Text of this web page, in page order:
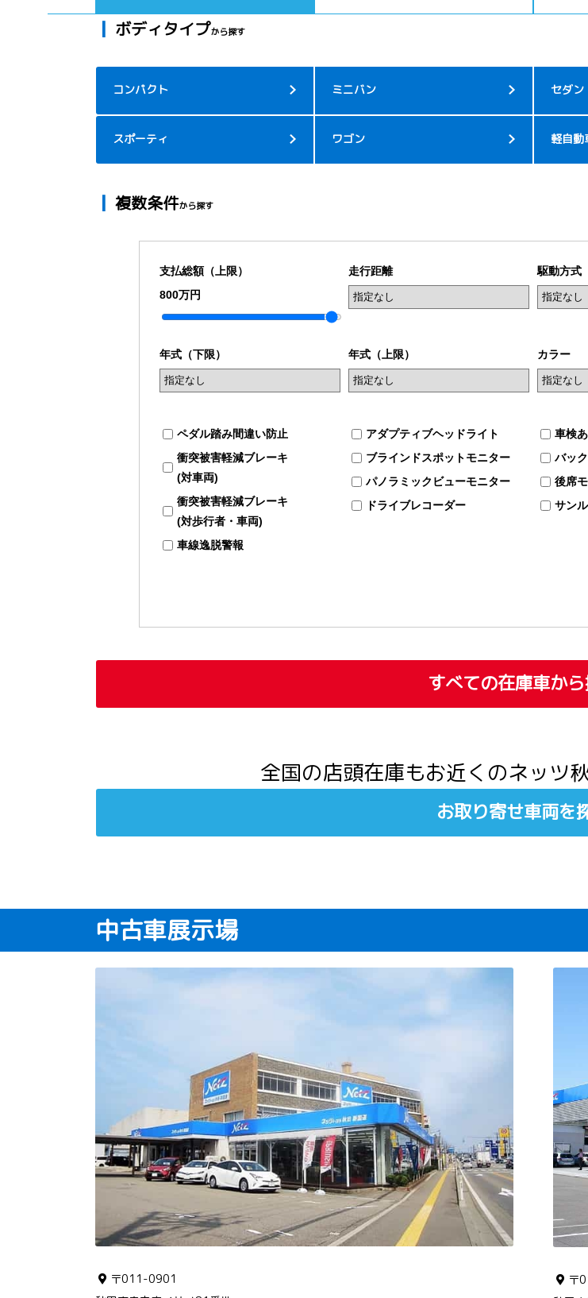
┃ ボディタイプから探す
コンパクト ミニバン セダン
スポーティ ワゴン 軽自動
┃ 複数条件から探す
支払総額（上限）
800万円
走行距離 駆動方式
年式（下限） 年式（上限） カラー
ペダル踏み間違い防止
衝突被害軽減ブレーキ
(対車両)
衝突被害軽減ブレーキ
(対歩行者・車両)
車線逸脱警報
アダプティブヘッドライト
ブラインドスポットモニター
パノラミックビューモニター
ドライブレコーダー
車検
バッ
後席
サン
すべての在庫車か
全国の店頭在庫もお近くのネッツ
お取り寄せ車両を
中古車展示場
〒011-0901
〒